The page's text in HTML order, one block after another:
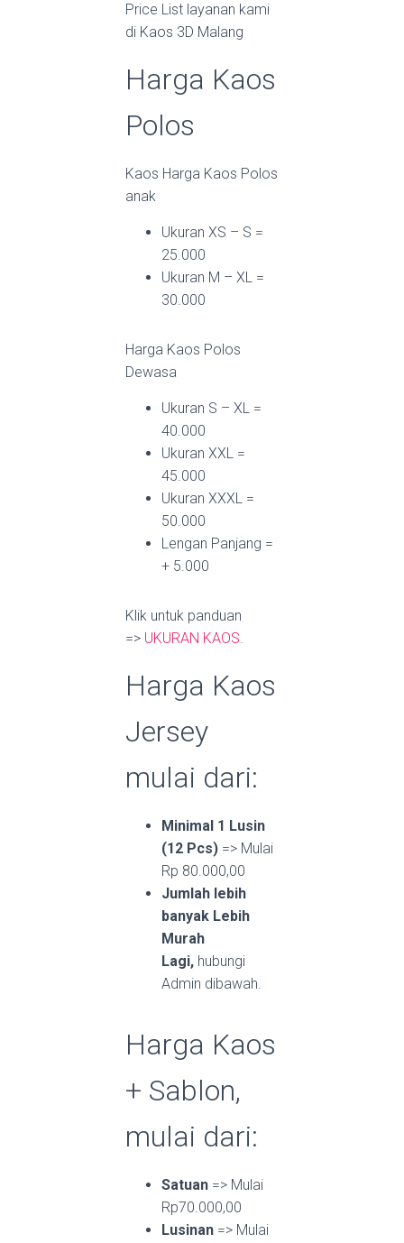
Price List layanan kami
di Kaos 3D Malang
Harga Kaos
Polos
Kaos Harga Kaos Polos
anak
Ukuran XS – S =
25.000
Ukuran M – XL =
30.000
Harga Kaos Polos
Dewasa
Ukuran S – XL =
40.000
Ukuran XXL =
45.000
Ukuran XXXL =
50.000
Lengan Panjang =
+ 5.000
Klik untuk panduan
=> UKURAN KAOS.
Harga Kaos
Jersey
mulai dari:
Minimal 1 Lusin
(12 Pcs) => Mulai
Rp 80.000,00
Jumlah lebih
banyak Lebih
Murah
Lagi, hubungi
Admin dibawah.
Harga Kaos
+ Sablon,
mulai dari:
Satuan => Mulai
Rp70.000,00
Lusinan => Mulai